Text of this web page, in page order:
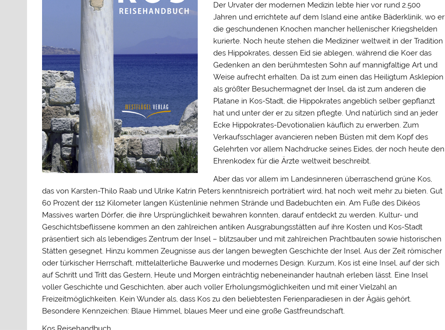
Der Urvater der modernen Medizin lebte hier vor rund 2.500
Jahren und errichtete auf dem Island eine antike Bäderklinik, wo er
die geschundenen Knochen mancher hellenischer Kriegshelden
kurierte. Noch heute stehen die Mediziner weltweit in der Tradition
des Hippokrates, dessen Eid sie ablegen, während die Koer das
Gedenken an den berühmtesten Sohn auf mannigfaltige Art und
Weise aufrecht erhalten. Da ist zum einen das Heiligtum Asklepíon
als größter Besuchermagnet der Insel, da ist zum anderen die
Platane in Kos-Stadt, die Hippokrates angeblich selber gepflanzt
hat und unter der er zu sitzen pflegte. Und natürlich sind an jeder
Ecke Hippokrates-Devotionalien käuflich zu erwerben. Zum
Verkaufsschlager avancieren neben Büsten mit dem Kopf des
Gelehrten vor allem Nachdrucke seines Eides, der noch heute den
Ehrenkodex für die Ärzte weltweit beschreibt.
Aber das vor allem im Landesinneren überraschend grüne Kos,
das von Karsten-Thilo Raab und Ulrike Katrin Peters kenntnisreich porträtiert wird, hat noch weit mehr zu bieten. Gut
60 Prozent der 112 Kilometer langen Küstenlinie nehmen Strände und Badebuchten ein. Am Fuße des Dikéos
Massives warten Dörfer, die ihre Ursprünglichkeit bewahren konnten, darauf entdeckt zu werden. Kultur- und
Geschichtsbeflissene kommen an den zahlreichen antiken Ausgrabungsstätten auf ihre Kosten und Kos-Stadt
präsentiert sich als lebendiges Zentrum der Insel – blitzsauber und mit zahlreichen Prachtbauten sowie historischen
Stätten gesegnet. Hinzu kommen Zeugnisse aus der langen bewegten Geschichte der Insel. Aus der Zeit römischer
oder türkischer Herrschaft, mittelalterliche Bauwerke und modernes Design. Kurzum, Kos ist eine Insel, auf der sich
auf Schritt und Tritt das Gestern, Heute und Morgen einträchtig nebeneinander hautnah erleben lässt. Eine Insel
voller Geschichte und Geschichten, aber auch voller Erholungsmöglichkeiten und mit einer Vielzahl an
Freizeitmöglichkeiten. Kein Wunder als, dass Kos zu den beliebtesten Ferienparadiesen in der Ägäis gehört.
Besondere Kennzeichen: Blaue Himmel, blaues Meer und eine große Gastfreundschaft.